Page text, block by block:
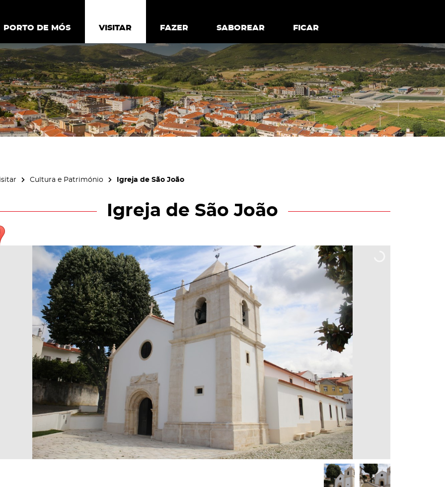
PORTO DE MÓS
VISITAR FAZER SABOREAR FICAR
PORTO DE MÓS VISITAR FAZER SABOREAR FICAR
Cultura e Património Igreja de São João
Igreja de São João